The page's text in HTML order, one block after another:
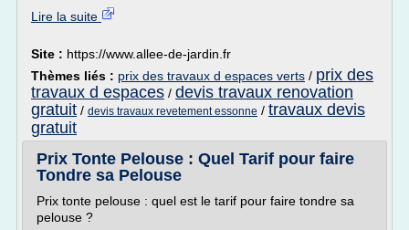
Lire la suite
Site : https://www.allee-de-jardin.fr
Thèmes liés : prix des travaux d espaces verts / prix des
travaux d espaces / devis travaux renovation
gratuit / devis travaux revetement essonne / travaux devis
gratuit
Prix Tonte Pelouse : Quel Tarif pour faire
Tondre sa Pelouse
Prix tonte pelouse : quel est le tarif pour faire tondre sa
pelouse ?